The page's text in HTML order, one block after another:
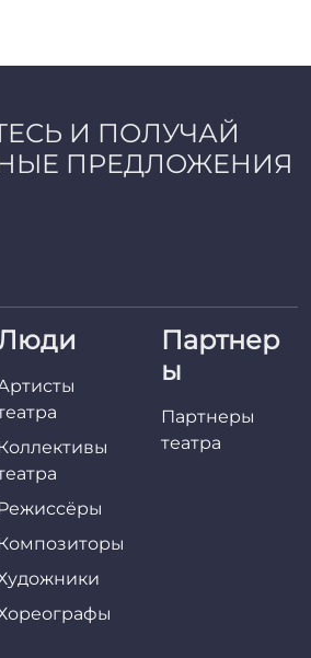
И ПОЛУЧАЙ
ПРЕДЛОЖЕНИЯ
Коллективы
Режиссёры
Композиторы
Партнер
ы
Партнеры
театра